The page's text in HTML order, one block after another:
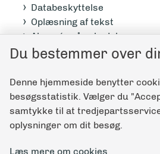
Databeskyttelse
Oplæsning af tekst
Abonnér på nyhedsbrev
Tilgængelighedserklæring
Giv feedback til
Du bestemmer over
Denne hjemmeside benytter
besøgsstatistik. Vælger du
samtykke til at
oplysninger om dit besøg.
Læs mere om cookies